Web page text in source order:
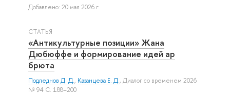
Добавлено: 20 мая 2026 г.
СТАТЬЯ
«Антикультурные позиции» Жана
Дюбюффе и формирование идей ар
брюта
Подледнов Д. Д., Казанцева Е. Д., Диалог со временем 2026
№ 94 С. 188–200